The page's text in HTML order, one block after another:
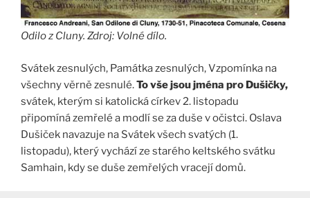
Odilo z Cluny. Zdroj: Volné dílo.
Svátek zesnulých, Památka zesnulých, Vzpomínka na
všechny věrně zesnulé.To vše jsou jména pro Dušičky,
svátek, kterým si katolická církev 2. listopadu
připomíná zemřelé a modlí se za duše v očistci. Oslava
Dušiček navazuje na Svátek všech svatých (1.
listopadu), který vychází ze starého keltského svátku
Samhain, kdy se duše zemřelých vracejí domů.